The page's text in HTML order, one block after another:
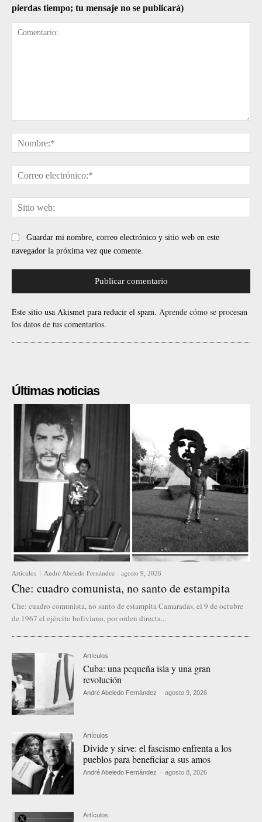
pierdas tiempo; tu mensaje no se publicará)
Guardar mi nombre, correo electrónico y sitio web en este
navegador la próxima vez que comente.
Este sitio usa Akismet para reducir el spam. Aprende cómo se procesan
los datos de tus comentarios.
Últimas noticias
Artículos André Abeledo Fernández - agosto 9, 2026
Che: cuadro comunista, no santo de estampita
Che: cuadro comunista, no santo de estampita Camaradas, el 9 de octubre
de 1967 el ejército boliviano, por orden directa...
Artículos
Cuba: una pequeña isla y una gran
revolución
André Abeledo Fernández - agosto 9, 2026
Artículos
Divide y sirve: el fascismo enfrenta a los
pueblos para beneficiar a sus amos
André Abeledo Fernández - agosto 8, 2026
Artículos